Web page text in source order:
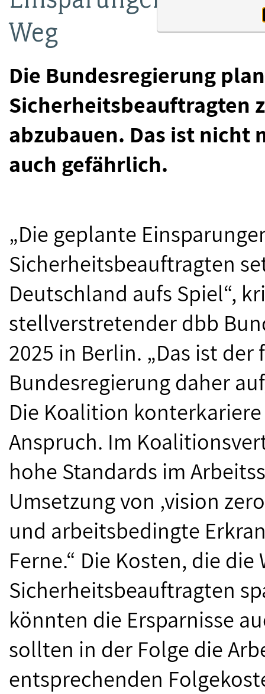
Weg
Die Bundesregierung
Sicherheitsbeauftragten
abzubauen. Das ist
auch gefährlich.
„Die geplante
Sicherheitsbeauftragten
Deutschland aufs Spiel“,
stellverstretender dbb
2025 in Berlin. „Das ist
Bundesregierung daher
Die Koalition
Anspruch. Im
hohe Standards im
Umsetzung von ‚vision
und arbeitsbedingte
Ferne.“ Die Kosten, die
Sicherheitsbeauftragten
könnten die Ersparnisse
sollten in der Folge die
entsprechenden